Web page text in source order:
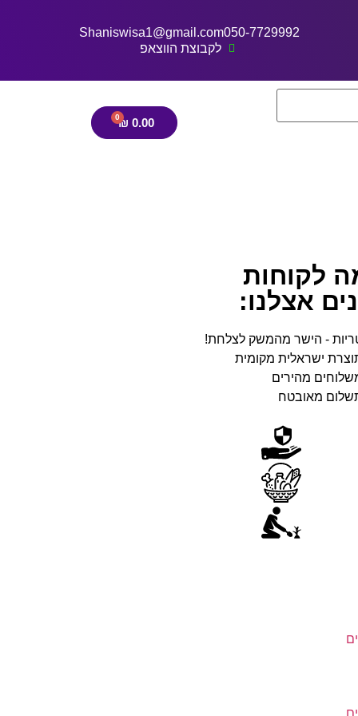
050-7729992
Shaniswisa1@gmail.com
לקבוצת הווצאפ
0.00
₪
לקוחות
אצלנו:
- הישר מהמשק לצלחת!
ישראלית מקומית
מהירים
מאובטח